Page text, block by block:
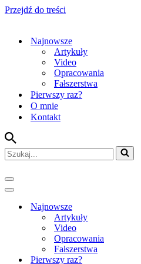
Przejdź do treści
Najnowsze
Artykuły
Video
Opracowania
Fałszerstwa
Pierwszy raz?
O mnie
Kontakt
Szukaj...
Menu
nawigacji
Menu
nawigacjiNajnowsze
Artykuły
Video
Opracowania
Fałszerstwa
Pierwszy raz?